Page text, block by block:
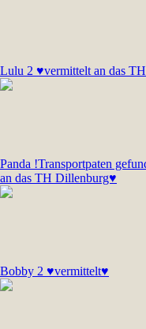
Lulu 2 ♥vermittelt an das
Panda !Transportpaten
an das TH Dillenburg♥
Bobby 2 ♥vermittelt♥